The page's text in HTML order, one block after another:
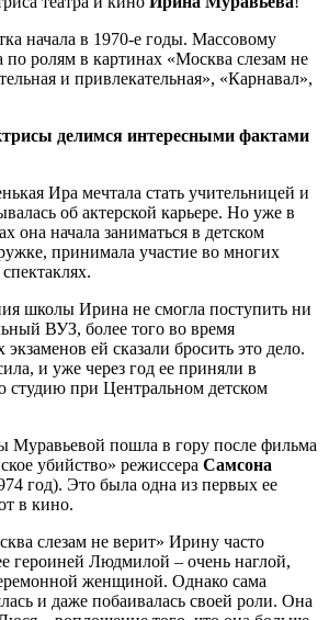
начала в 1970-е годы. Массовому
по ролям в картинах «Москва слезам не
и привлекательная», «Карнавал»,
делимся интересными фактами
Ира мечтала стать учительницей и
об актерской карьере. Но уже в
она начала заниматься в детском
принимала участие во многих
школы Ирина не смогла поступить ни
ВУЗ, более того во время
ей сказали бросить это дело.
и уже через год ее приняли в
студию при Центральном детском
Муравьевой пошла в гору после фильма
убийство» режиссера Самсона
год). Это была одна из первых ее
в кино.
слезам не верит» Ирину часто
героиней Людмилой – очень наглой,
женщиной. Однако сама
и даже побаивалась своей роли. Она